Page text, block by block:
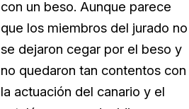
con un beso. Aunque parece
que los miembros del jurado no
se dejaron cegar por el beso y
no quedaron tan contentos con
la actuación del canario y el